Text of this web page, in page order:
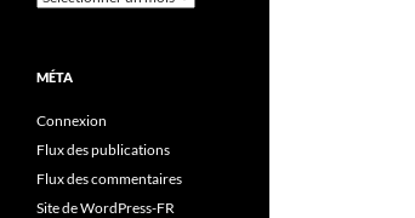
MÉTA
Connexion
Flux des publications
Flux des commentaires
Site de WordPress-FR